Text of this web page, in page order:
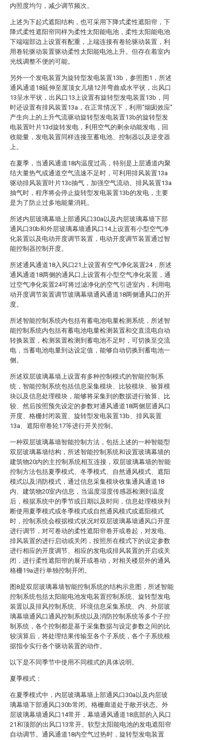
内照度均匀，减少调节频次。
上述为下起式遮阳结构，也可采用下降式柔性遮阳帘，下
降式柔性遮阳帘同样为柔性太阳能电池，柔性太阳能电池
下端端部边上设置有配重，上端连接有卷轮驱动装置，利
用卷轮驱动装置驱动柔性太阳能电池上升。但存在着室内
光线调整不便的可能。
另外一个发电装置为旋转型发电装置13b，参照图1，所述
通风通道18延伸至屋顶女儿墙12并弯曲成水平状，出风口
13呈水平状，出风口13上设置有旋转型发电装置13b，同
时还设置有排风装置13a，在正常情况下，利用“烟囱效应”
产生向上的上升气流驱动旋转型发电装置13b的旋转型发
电装置叶片13d旋转发电，利用空气的剩余动能发电，回
收能量，发电装置同样连接至蓄电池、控制器以及逆变器
上。
在夏季，当通风通道18内温度过高，特别是上层通道内聚
结大量热气或通道空气流速不足时，可利用排风装置13a
驱动排风装置叶片13c抽气，加强空气流动。排风装置13a
抽气时，程序将会停止旋转型发电装置13b的发电，主要
是为了防止过多地能量消耗。
所述内层玻璃幕墙上部通风口30a以及内层玻璃幕墙下部
通风口30b和外层玻璃幕墙通风口14上设置有小型空气净
化装置以及电动开度调节装置，电动开度调节装置通过智
能控制器控制开度。
所述通风通道18入风口21上设置有空气净化装置24，所述
通风通道18两侧的通风口上设置有小型空气净化装置，通
过空气净化装置24可将过滤净化的空气引进室内，利用电
动开度调节装置调节玻璃幕墙通风通道18两侧通风口的开
度。
所述智能控制系统内包括有蓄电池电量检测系统，所述智
能控制系统内包括有蓄电池电量检测装置和交直流电自动
转换装置，检测装置检测到蓄电池不足时，可切换至交流
电，当蓄电池电量到达设定值，能够自动切换到蓄电池一
侧。
所述双层玻璃幕墙上设置有多种控制模式的智能控制系
统，智能控制系统包括信息采集模块、比较模块、验算模
块以及信息处理模块，能够将采集到的数据进行验算、比
较、然后按照预先设定的参数对通风通道18两侧层通风口
开度、格栅封闭装置、旋转型发电装置13b、排风装置
13a、遮阳帘卷轮17等进行开关控制。
一种双层玻璃幕墙智能控制方法，包括上述的一种智能型
双层玻璃幕墙结构，所述智能控制系统和设置玻璃幕墙的
建筑物20内的主控制系统相互连接，双层玻璃幕墙的智能
控制方法包括夏季模式、冬季模式、自然通风模式、遮阳
模式以及消防模式，通过信息采集模块收集通风通道18
内、建筑物20室内信息，当温度湿度传感器检测到温度
后，根据系统中的季节或日期以及时间，信息处理模块判
断使用夏季模式或冬季模式或自然通风模式或遮阳模式
时，控制系统会根据模式状况对双层玻璃幕墙通风口开度
进行调节，对可卷动的柔性遮阳帘卷开或卷起，对发电、
排风装置的进行启动或关闭，按照所在模式下的设定参数
进行相应的开度调节、相应的发电或排风装置的开启或关
闭，进行柔性遮阳帘的展开或卷动，对相关楼层外的通风
格栅19a进行单独控制开闭。
图8是双层玻璃幕墙智能控制系统的结构示意图，所述智能
控制系统包括太阳能电池发电装置控制系统、旋转型发电
装置以及排风控制系统、环境信息采集系统、内、外层玻
璃幕墙通风口通风控制系统以及消防控制系统等多个子控
制系统，各个控制都是基于采集数据与设定参数之间的比
较演算后，将处理结果传输至各个子系统，各个子系统根
据指令实行各个驱动装置的动作。
以下是不同季节中使用不同模式的具体说明。
夏季模式：
在夏季模式中，内层玻璃幕墙上部通风口30a以及内层玻
璃幕墙下部通风口30b常闭。格栅廊道处于敞开状态。外
层玻璃幕墙通风口14常开，幕墙通风通道18底部的入风口
21和顶部的出风口13常开。软型太阳能电池的发电遮阳帘
自动调节。通风通道18内空气过热时，旋转型发电装置